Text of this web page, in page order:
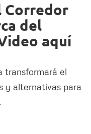
Corredor
del
aquí
transformará el
y alternativas para